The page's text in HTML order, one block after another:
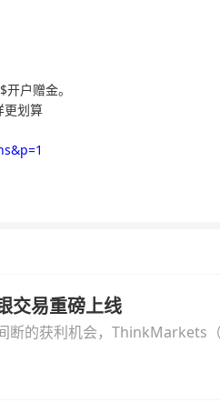
户赠金。
更划算
交易重磅上线
断的获利机会，ThinkMarkets
心交易品种、杠杆配置、支持